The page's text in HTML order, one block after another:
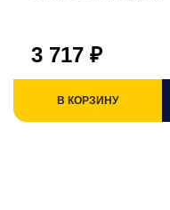
3 717 ₽
В КОРЗИНУ